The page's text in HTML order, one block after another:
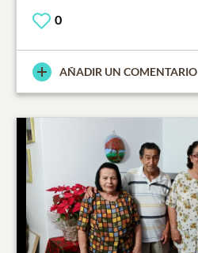
0
AÑADIR UN COMENTARIO